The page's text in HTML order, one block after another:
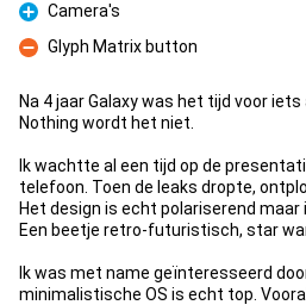
Pro
Camera's
Con
Glyph Matrix button
Na 4 jaar Galaxy was het tijd voor
Nothing wordt het niet.
Ik wachtte al een tijd op de
telefoon. Toen de leaks dropte,
Het design is echt polariserend maar
Een beetje retro-futuristisch, star
Ik was met name geïnteresseerd
minimalistische OS is echt top.